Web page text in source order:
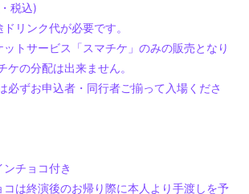
税込)
リンク代が必要です。
トサービス「スマチケ」のみの販売となり
ケの分配は出来ません。
必ずお申込者・同行者ご揃って入場くださ
チョコ付き
は終演後のお帰り際に本人より手渡しを予